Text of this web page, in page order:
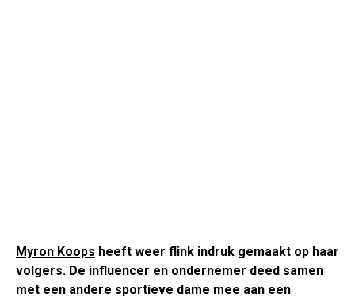
Myron Koops heeft weer flink indruk gemaakt op haar
volgers. De influencer en ondernemer deed samen
met een andere sportieve dame mee aan een